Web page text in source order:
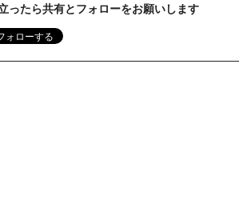
ったら共有とフォローをお願いします